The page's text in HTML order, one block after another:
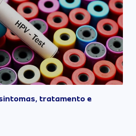
tratamento e